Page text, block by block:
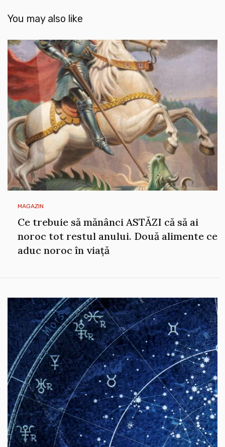
You may also like
MAGAZIN
Ce trebuie să mănânci ASTĂZI că să ai
noroc tot restul anului. Două alimente ce
aduc noroc în viață